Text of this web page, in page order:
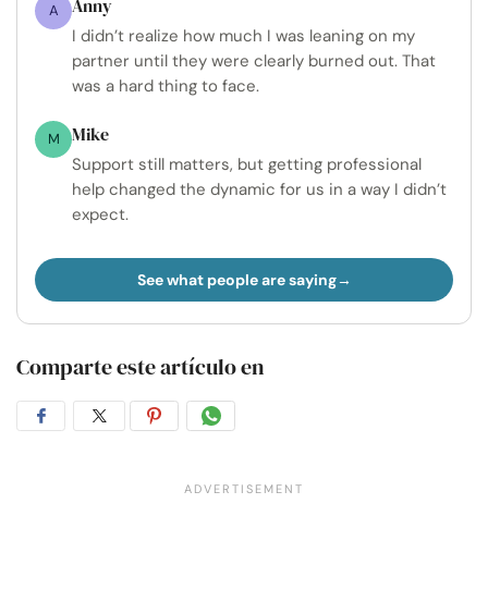
A Anny
I didn’t realize how much I was leaning on my
partner until they were clearly burned out. That
was a hard thing to face.
M Mike
Support still matters, but getting professional
help changed the dynamic for us in a way I didn’t
expect.
See what people are saying
Comparte este artículo en
CompartirCompartirCompartir
Pinterest
Compartir
WhatsApp